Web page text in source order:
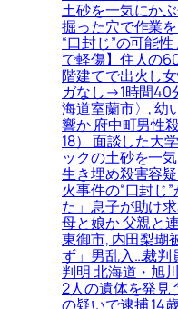
土砂を一気にか
掘った穴で作業
“口封じ”の可能
で軽傷】住人の
階建てで出火し
ガなし→1時間40
海道室蘭市〉, 幼
響か 府中町男性
18） 面談した大
ックの土砂を一
生き埋め殺害容
火事件の“口封じ
た」息子が助け
母と娘か 父親と
東御市, 内田梨瑚
ず」男乱入…裁判
判明 北海道・旭
2人の遺体を発見
の疑いで逮捕 14